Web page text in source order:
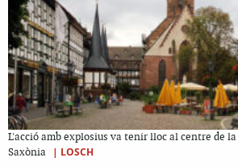
L'acció amb explosius va tenir lloc al centre de
Saxònia
| LOSCH